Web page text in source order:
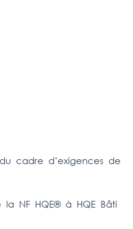
cadre d’exigences de
NF HQE® à HQE Bâti